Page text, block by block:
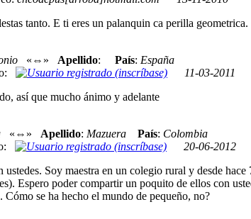
tanto. E ti eres un palanquin ca perilla geometrica.
«⇔» Apellido: País: España
:
11-03-2011
así que mucho ánimo y adelante
«⇔» Apellido: Mazuera País: Colombia
:
20-06-2012
Soy maestra en un colegio rural y desde
Espero poder compartir un poquito de ellos con
se ha hecho el mundo de pequeño, no?